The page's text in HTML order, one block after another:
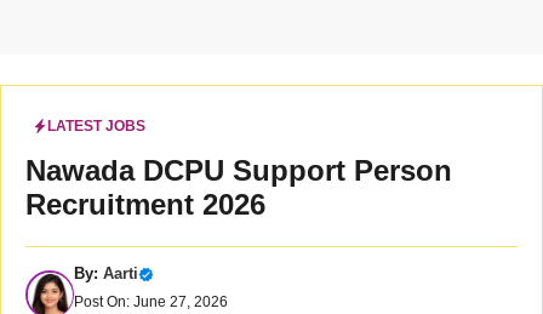
LATEST JOBS
Nawada DCPU Support Person
Recruitment 2026
By: Aarti
Post On: June 27, 2026